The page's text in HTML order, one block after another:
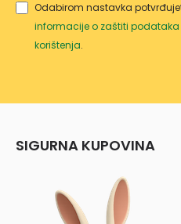
Odabirom nastavka
informacije o zaštiti podataka
korištenja.
SIGURNA KUPOVINA